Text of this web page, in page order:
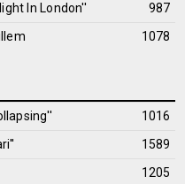
In London''
987
1078
1016
1589
1205